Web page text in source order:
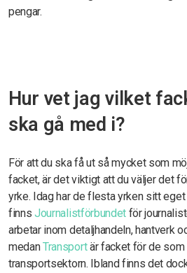
pengar.
Hur vet jag vilket
ska gå med i?
För att du ska få ut så mycket som
facket, är det viktigt att du väljer det
yrke. Idag har de flesta yrken sitt
finnsJournalistförbundet för
arbetar inom detaljhandeln, hantverk
medanTransportär facket för de som
transportsektorn. Ibland finns det